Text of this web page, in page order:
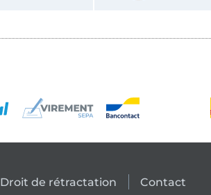
Droit de rétractation Contact